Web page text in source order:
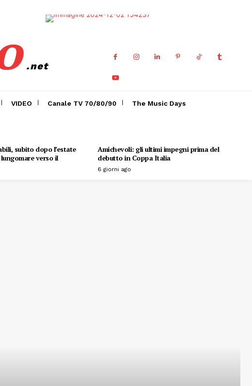
.net
VIDEO Canale TV 70/80/90 The Music Days
subito dopo l’estate
verso il
Amichevoli: gli ultimi impegni prima del
debutto in Coppa Italia
6 giorni ago